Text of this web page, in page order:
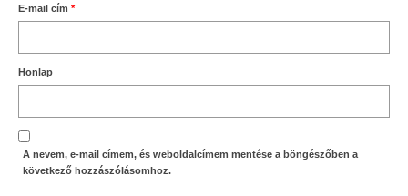
E-mail cím *
Honlap
A nevem, e-mail címem, és weboldalcímem mentése a böngészőben a
következő hozzászólásomhoz.